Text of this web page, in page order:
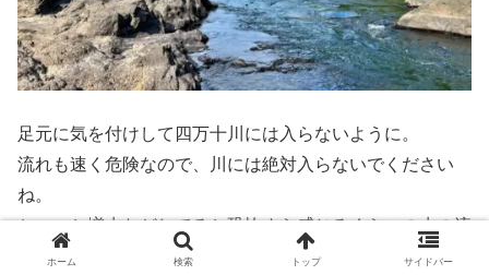
足元に気を付けして四万十川には入らないように。
流れも速く危険なので、川には絶対入らないでください
ね。
ちょっと増水などしてると恐怖すら感じるくらいの水の流
れなのでご注意ください。
ホーム 検索 トップ サイドバー